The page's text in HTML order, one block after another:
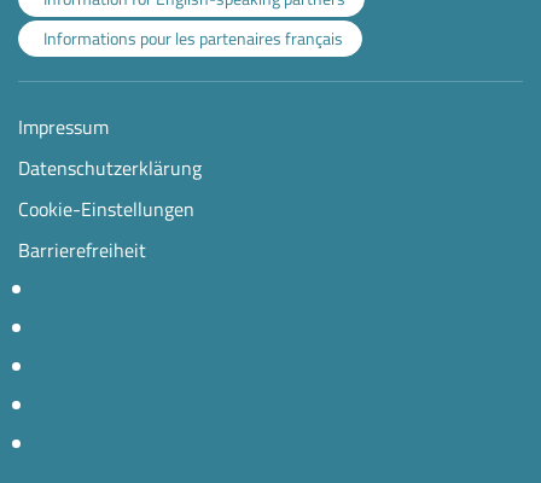
Informations pour les partenaires français
Impressum
Datenschutzerklärung
Cookie-Einstellungen
Barrierefreiheit